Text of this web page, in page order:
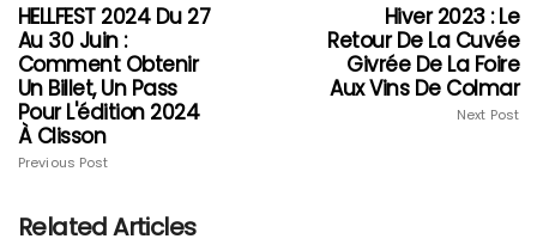
HELLFEST 2024 Du 27
Au 30 Juin :
Comment Obtenir
Un Billet, Un Pass
Pour L'édition 2024
À Clisson
Previous Post
Hiver 2023 : Le
Retour De La Cuvée
Givrée De La Foire
Aux Vins De Colmar
Next Post
Related Articles